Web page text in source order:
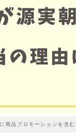
商品プロモーションを含